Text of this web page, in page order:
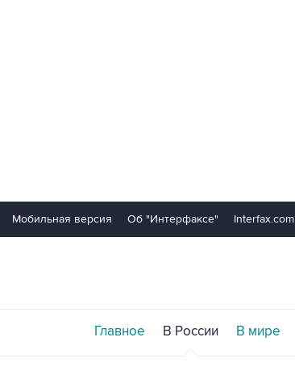
Мобильная версия Об "Интерфаксе" Interfax.com
Главное В России В мире